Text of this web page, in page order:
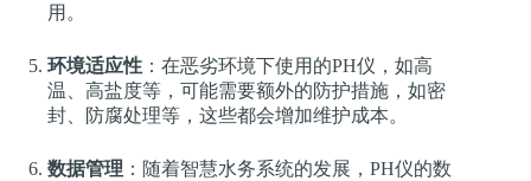
用。
环境适应性 ：在恶劣环境下使用的PH仪，如高
温、高盐度等，可能需要额外的防护措施，如密
封、防腐处理等，这些都会增加维护成本。
数据管理 ：随着智慧水务系统的发展，PH仪的数